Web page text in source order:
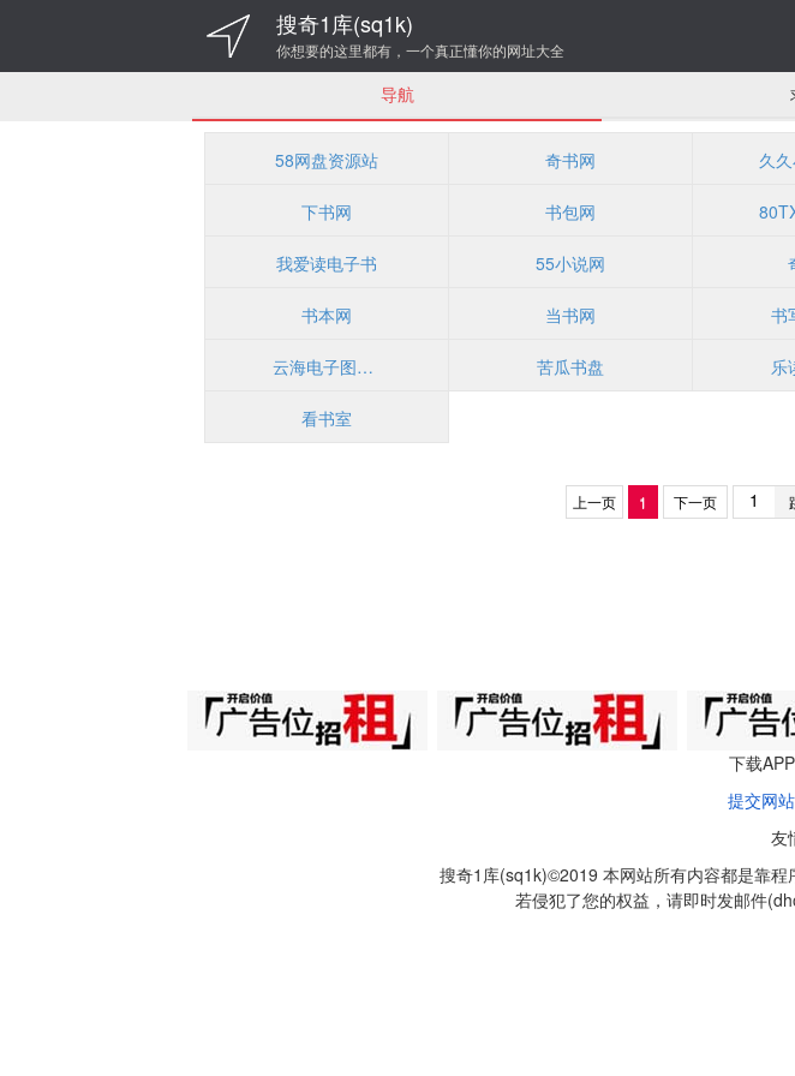
搜奇1库(sq1k)
你想要的这里都有，一个真正懂你的网址大全
导航
58网盘资源站 奇书网
下书网 书包网
我爱读电子书 55小说网
书本网 当书网 书
云海电子图书馆 苦瓜书盘 乐
看书室
上一页 1 下一页
下载
提交网站
友
搜奇1库(sq1k)©2019 本网站所有内容都是靠程
若侵犯了您的权益，请即时发邮件